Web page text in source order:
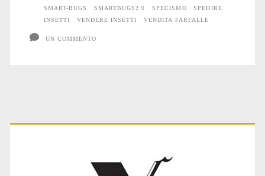
SMART-BUGS
SMARTBUGS2.0 SPECISMO
SPEDIRE
INSETTI
VENDERE INSETTI VENDITA FARFALLE
UN COMMENTO
Primary